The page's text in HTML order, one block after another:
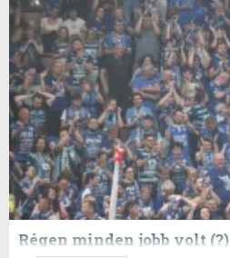
Régen minden jobb volt (?)